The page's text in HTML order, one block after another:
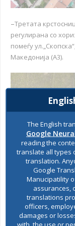
–Третата
регулирана со
помеѓу
Македонија (А3).
Како критериум
користи
на:најдобриот
The English
Google
reading the
translate all types
translation.
Google
Manucipatility
assurances,
translations
officers,
damages or
with, the use or